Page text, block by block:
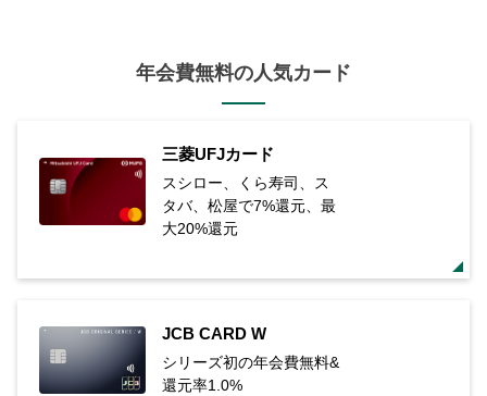
年会費無料の人気カード
三菱UFJカード
スシロー、くら寿司、ス
タバ、松屋で7%還元、最
大20%還元
JCB CARD W
シリーズ初の年会費無料&
還元率1.0%